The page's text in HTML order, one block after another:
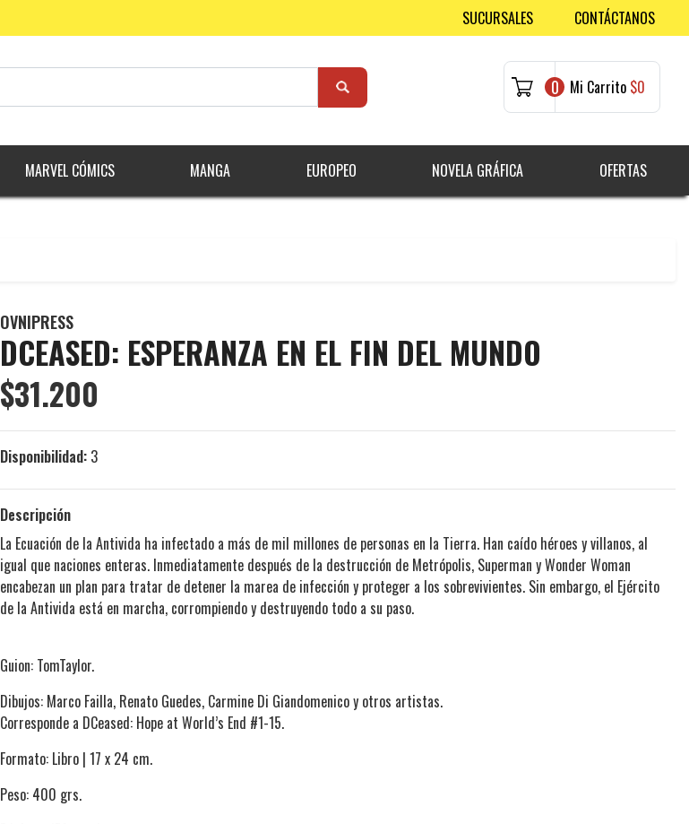
SUCURSALES CONTÁCTANOS
0 Mi Carrito $0
MARVEL CÓMICS MANGA EUROPEO NOVELA GRÁFICA OFERTAS
OVNIPRESS
DCEASED: ESPERANZA EN EL FIN DEL MUNDO
$31.200
Disponibilidad: 3
Descripción
La Ecuación de la Antivida ha infectado a más de mil millones de personas en la Tierra. Han caído héroes y villanos, al
igual que naciones enteras. Inmediatamente después de la destrucción de Metrópolis, Superman y Wonder Woman
encabezan un plan para tratar de detener la marea de infección y proteger a los sobrevivientes. Sin embargo, el Ejército
de la Antivida está en marcha, corrompiendo y destruyendo todo a su paso.
Guion: TomTaylor.
Dibujos: Marco Failla, Renato Guedes, Carmine Di Giandomenico y otros artistas.
Corresponde a DCeased: Hope at World’s End #1-15.
Formato: Libro | 17 x 24 cm.
Peso: 400 grs.